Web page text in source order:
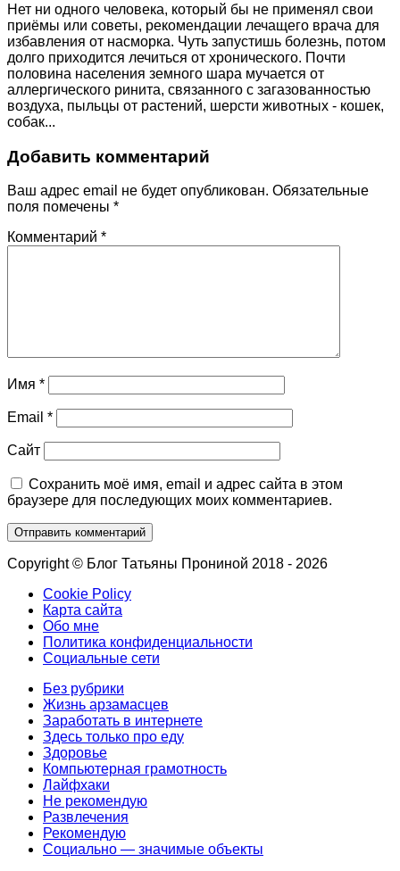
Нет ни одного человека, который бы не применял свои
приёмы или советы, рекомендации лечащего врача для
избавления от насморка. Чуть запустишь болезнь, потом
долго приходится лечиться от хронического. Почти
половина населения земного шара мучается от
аллергического ринита, связанного с загазованностью
воздуха, пыльцы от растений, шерсти животных - кошек,
собак...
Добавить комментарий
Ваш адрес email не будет опубликован. Обязательные
поля помечены *
Комментарий *
Имя *
Email *
Сайт
Сохранить моё имя, email и адрес сайта в этом
браузере для последующих моих комментариев.
Copyright © Блог Татьяны Прониной 2018 - 2026
Cookie Policy
Карта сайта
Обо мне
Политика конфиденциальности
Социальные сети
Без рубрики
Жизнь арзамасцев
Заработать в интернете
Здесь только про еду
Здоровье
Компьютерная грамотность
Лайфxаки
Не рекомендую
Развлечения
Рекомендую
Социально — значимые объекты